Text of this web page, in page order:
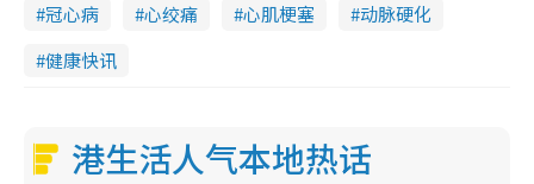
冠心病
心绞痛 心肌梗塞
动脉硬化
健康快讯
港生活人气本地热话